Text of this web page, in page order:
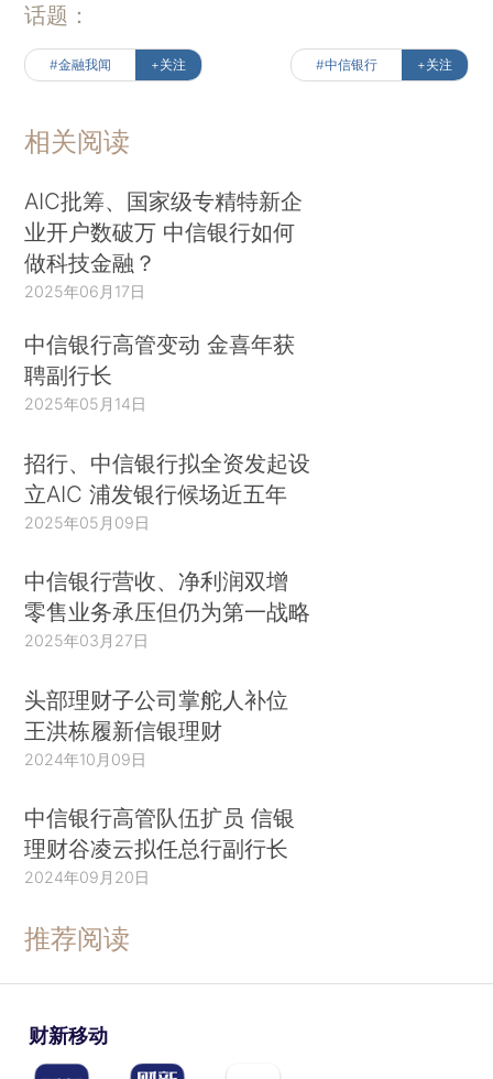
话题：
#金融我闻 +关注 #中信银行 +关注
相关阅读
AIC批筹、国家级专精特新企
业开户数破万 中信银行如何
做科技金融？
2025年06月17日
中信银行高管变动 金喜年获
聘副行长
2025年05月14日
招行、中信银行拟全资发起设
立AIC 浦发银行候场近五年
2025年05月09日
中信银行营收、净利润双增
零售业务承压但仍为第一战略
2025年03月27日
头部理财子公司掌舵人补位
王洪栋履新信银理财
2024年10月09日
中信银行高管队伍扩员 信银
理财谷凌云拟任总行副行长
2024年09月20日
推荐阅读
财新移动